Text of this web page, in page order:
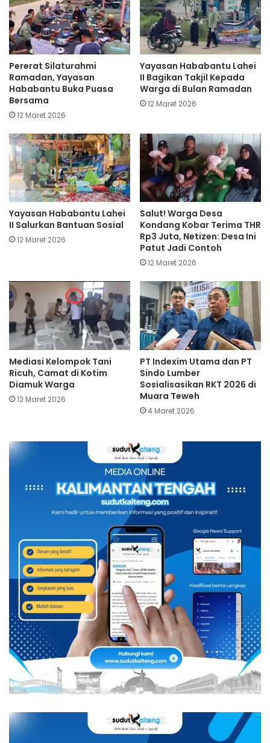
Pererat Silaturahmi
Ramadan, Yayasan
Hababantu Buka Puasa
Bersama
12 Maret 2026
Yayasan Hababantu Lahei
II Bagikan Takjil Kepada
Warga di Bulan Ramadan
12 Maret 2026
Yayasan Hababantu Lahei
II Salurkan Bantuan Sosial
12 Maret 2026
Salut! Warga Desa
Kondang Kobar Terima THR
Rp3 Juta, Netizen: Desa Ini
Patut Jadi Contoh
12 Maret 2026
Mediasi Kelompok Tani
Ricuh, Camat di Kotim
Diamuk Warga
12 Maret 2026
PT Indexim Utama dan PT
Sindo Lumber
Sosialisasikan RKT 2026 di
Muara Teweh
4 Maret 2026